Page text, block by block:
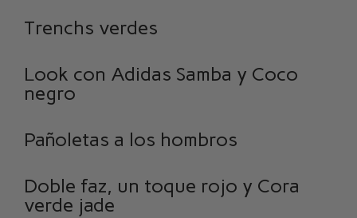
Trenchs verdes
Look con Adidas Samba y Coco
negro
Pañoletas a los hombros
Doble faz, un toque rojo y Cora
verde jade